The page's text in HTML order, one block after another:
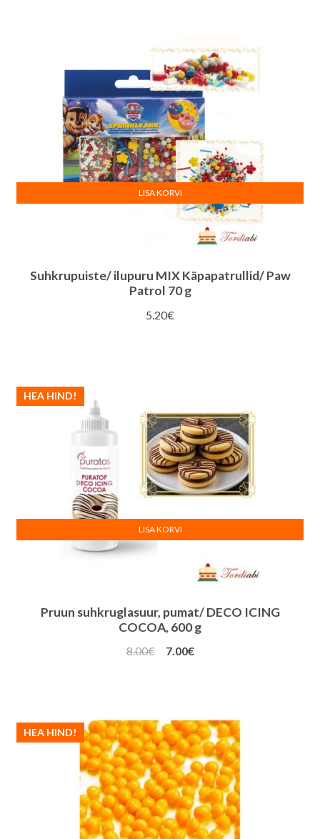
Suhkrupuiste/ ilupuru MIX Käpapatrullid/ Paw
Patrol 70 g
5.20€
LISA KORVI
Pruun suhkruglasuur, pumat/ DECO ICING
COCOA, 600 g
HEA HIND!
8.00€
Algne
7.00€Praegune
LISA KORVI
HEA HIND!